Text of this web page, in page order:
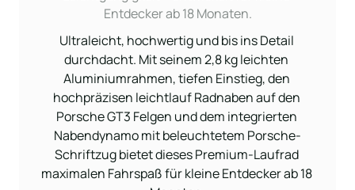
Entdecker ab 18 Monaten.
Ultraleicht, hochwertig und bis ins Detail
durchdacht. Mit seinem 2,8 kg leichten
Aluminiumrahmen, tiefen Einstieg, den
hochpräzisen leichtlauf Radnaben auf den
Porsche GT3 Felgen und dem integrierten
Nabendynamo mit beleuchtetem Porsche-
Schriftzug bietet dieses Premium-Laufrad
maximalen Fahrspaß für kleine Entdecker ab 18